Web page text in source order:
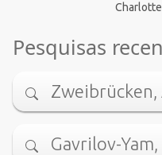
Charlotte
Pesquisas
Zweibrücken,
Gavrilov-Yam,